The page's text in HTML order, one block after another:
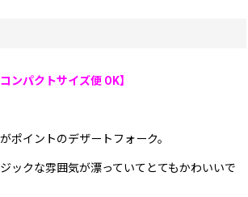
ンパクトサイズ便 OK】
ポイントのデザートフォーク。
ックな雰囲気が漂っていてとてもかわいいで